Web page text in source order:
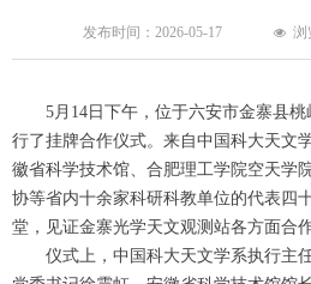
5月14日下午，位于六安市金寨县桃
行了挂牌合作仪式。来自中国科大天文
徽省科学技术馆、合肥理工学院空天学
协等省内十余家科研科教单位的代表四
堂，见证金寨光学天文观测站各方面合
仪式上，中国科大天文学系执行主
发布时间： 2026-05-17 넶 浏